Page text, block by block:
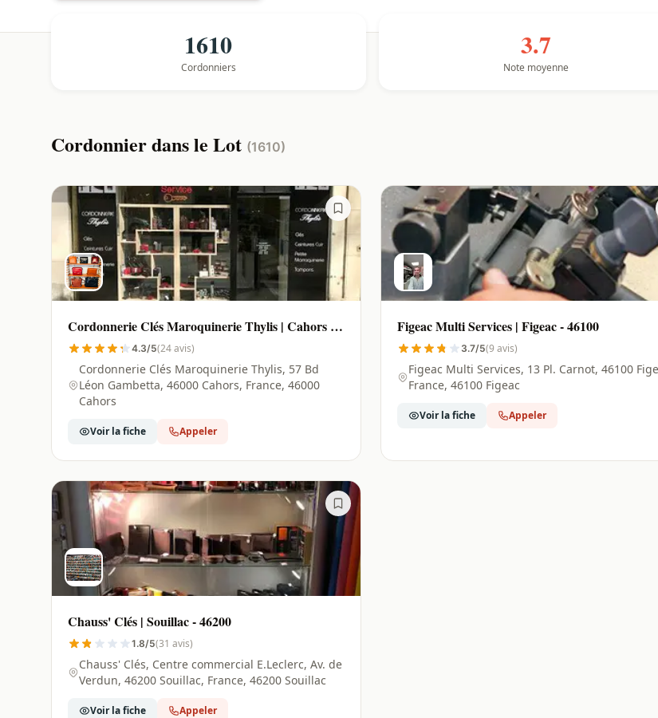
1610
Cordonniers
3.7
Note moyenne
Cordonnier dans le Lot (1610)
Cordonnerie Clés Maroquinerie Thylis | Cahors -
46000
4.3/5(24 avis)
Cordonnerie Clés Maroquinerie Thylis, 57 Bd
Léon Gambetta, 46000 Cahors, France, 46000
Cahors
Voir la fiche Appeler
Figeac Multi Services | Figeac - 46100
3.7/5(9 avis)
Figeac Multi Services, 13 Pl. Carnot, 46100
France, 46100 Figeac
Voir la fiche Appeler
Chauss' Clés | Souillac - 46200
1.8/5(31 avis)
Chauss' Clés, Centre commercial E.Leclerc, Av. de
Verdun, 46200 Souillac, France, 46200 Souillac
Voir la fiche Appeler